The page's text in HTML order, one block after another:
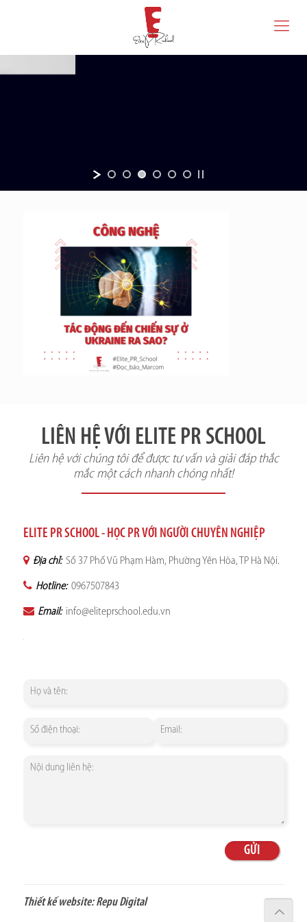
LIÊN HỆ VỚI ELITE PR SCHOOL
Liên hệ với chúng tôi để được tư vấn và giải đáp thắc
mắc một cách nhanh chóng nhất!
ELITE PR SCHOOL - HỌC PR VỚI NGƯỜI CHUYÊN NGHIỆP
Địa chỉ: Số 37 Phố Vũ Phạm Hàm, Phường Yên Hòa, TP Hà Nội.
Hotline: 0967507843
Email: info@eliteprschool.edu.vn
Thiết kế website:Repu Digital